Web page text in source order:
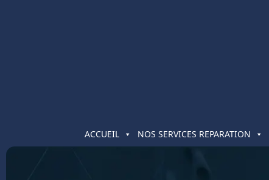
ACCUEIL NOS SERVICES REPARATION